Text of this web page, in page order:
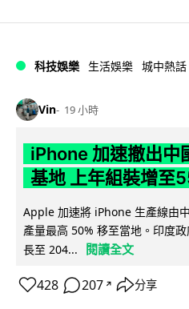
科技娛樂 生活娛樂 城中熱話
Vin 19 小時
iPhone 加速撤出中
基地 上年組裝增至
Apple 加速將 iPhone 生產線由
產量最高 50% 移至當地。印度
長至 204...
閱讀全文
428 207 ↗ 分享